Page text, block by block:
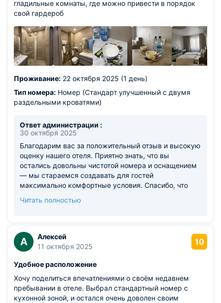
гладильные комнаты, где можно привести в порядок
свой гардероб
Проживание: 22 октября 2025 (1 день)
Тип номера: Номер (Стандарт улучшенный с двумя
раздельными кроватями)
Ответ администрации :
30 октября 2025
Благодарим вас за положительный отзыв и высокую
оценку нашего отеля. Приятно знать, что вы
остались довольны чистотой номера и оснащением
— мы стараемся создавать для гостей
максимально комфортные условия. Спасибо, что
номере. Мы всегда рады видеть вас вновь! С
Читать полностью
А
Алексей
11 октября 2025
10
Удобное расположение
Хочу поделиться впечатлениями о своём недавнем
пребывании в отеле. Выбрал стандартный номер с
кухонной зоной, и остался очень доволен своим